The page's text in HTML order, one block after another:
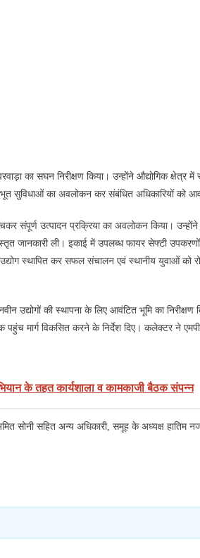
का सघन निरीक्षण किया। उन्होंने औद्योगिक क्षेत्र में
सुविधाओं का अवलोकन कर संबंधित अधिकारियों को
संपूर्ण उत्पादन प्रक्रिया का अवलोकन किया।
जानकारी ली। इकाई में उपलब्ध फायर सेफ्टी
उद्योग स्थापित कर सफल संचालन एवं स्थानीय युवाओं को
उद्योगों की स्थापना के लिए आवंटित भूमि का
मार्ग विकसित करने के निर्देश दिए। कलेक्टर ने
के तहत कार्यशाला व कामकाजी बैठक संपन्न
सोनी सहित अन्य अधिकारी, समूह के अध्यक्ष हातिम